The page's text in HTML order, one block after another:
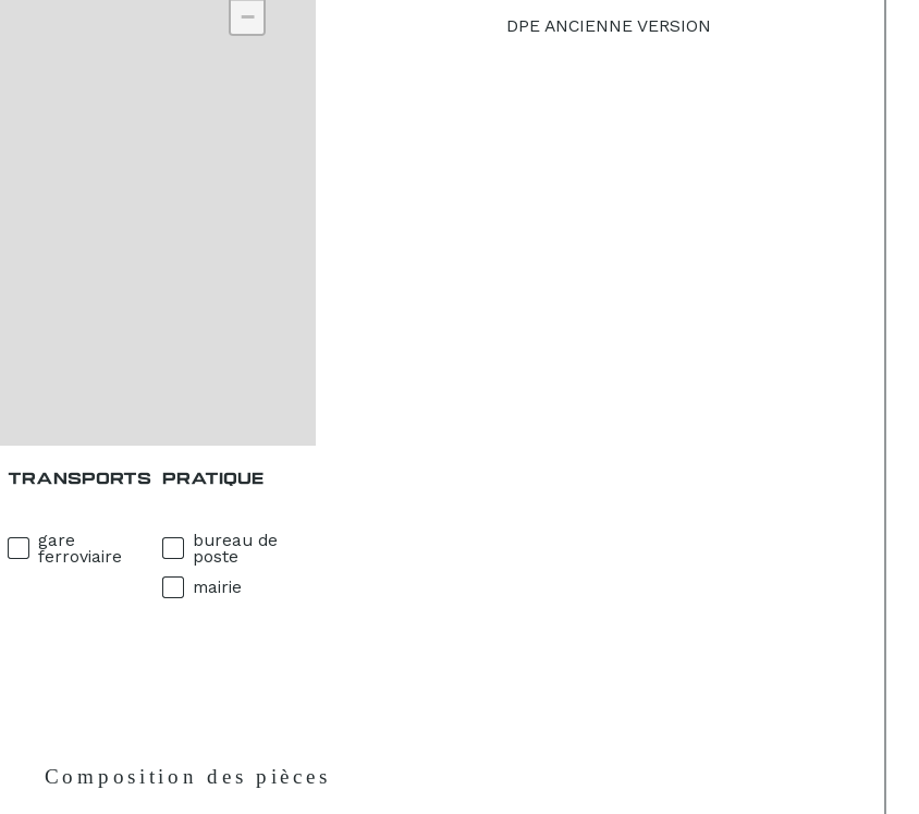
−
TRANSPORTS
gare
ferroviaire
PRATIQUE
bureau de
poste
mairie
DPE ANCIENNE VERSION
Composition des pièces